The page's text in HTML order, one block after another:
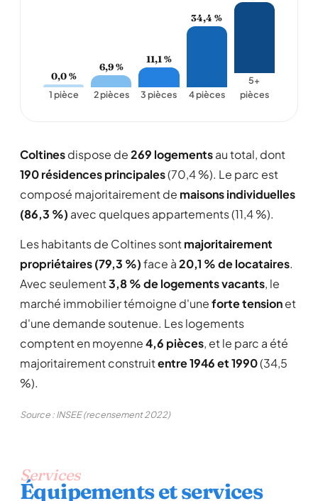
0,0 %
1 pièce
6,9 %
2 pièces
11,1 %
3 pièces
34,4 %
4 pièces
5+
pièces
Coltinesdispose de269 logementsau total, dont
190 résidences principales(70,4 %). Le parc est
composé majoritairement de maisons individuelles
(86,3 %) avec quelques appartements (11,4 %).
Les habitants de Coltines sontmajoritairement
propriétaires (79,3 %)face à20,1 % de locataires.
Avec seulement3,8 % de logements vacants, le
marché immobilier témoigne d'uneforte tensionet
d'une demande soutenue. Les logements
comptent en moyenne4,6 pièces, et le parc a été
majoritairement construitentre 1946 et 1990(34,5
%).
Source : INSEE (recensement 2022)
Services
Équipements et services